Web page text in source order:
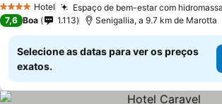
4 EstrelasHotel Espaço de bem-estar com
7,6 Boa 1.113 Senigallia, a 9.7 km de Marotta
Selecione as datas para ver os preços
exatos.